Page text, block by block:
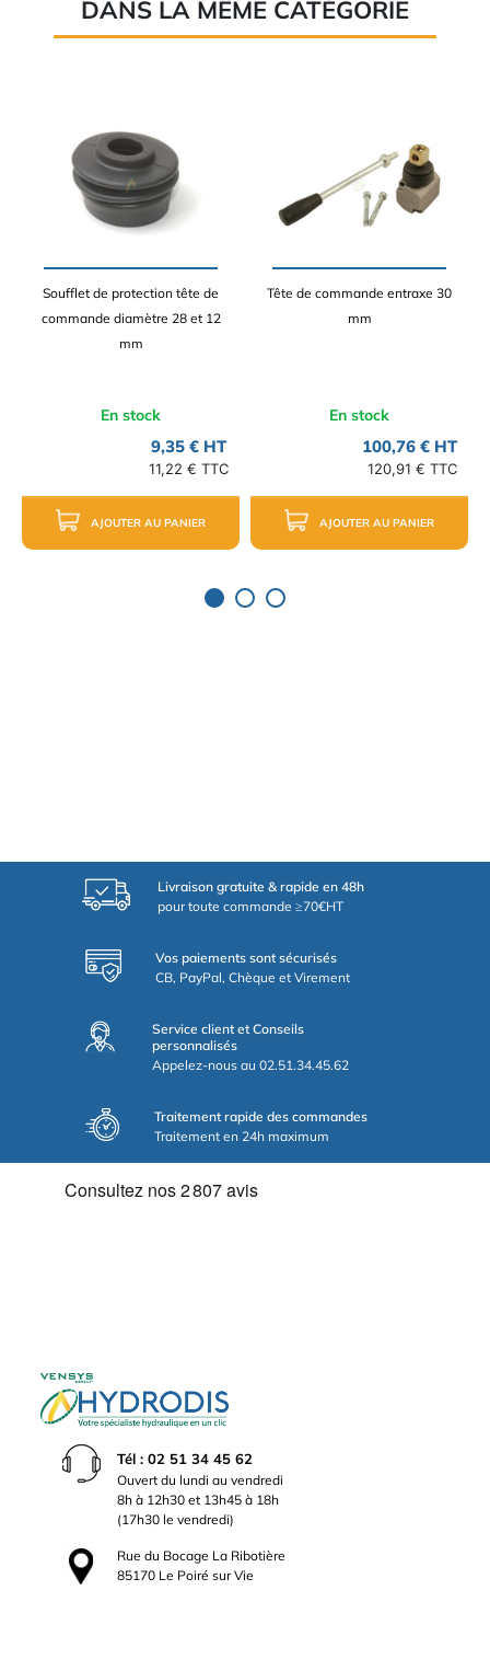
DANS LA MÊME CATÉGORIE
Soufflet de protection tête de
commande diamètre 28 et 12
mm
En stock
9,35 € HT
11,22 € TTC
AJOUTER AU PANIER
Tête de commande entraxe 30
mm
En stock
100,76 € HT
120,91 € TTC
AJOUTER AU PANIER
Livraison gratuite & rapide en 48h
pour toute commande ≥70€HT
Vos paiements sont sécurisés
CB, PayPal, Chèque et Virement
Service client et Conseils
personnalisés
Appelez-nous au 02.51.34.45.62
Traitement rapide des commandes
Traitement en 24h maximum
Tél : 02 51 34 45 62
Ouvert du lundi au vendredi
8h à 12h30 et 13h45 à 18h
(17h30 le vendredi)
Rue du Bocage La Ribotière
85170 Le Poiré sur Vie